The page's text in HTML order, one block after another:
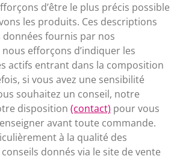
d’être le plus précis possible
les produits. Ces descriptions
données fournis par nos
efforçons d’indiquer les
actifs entrant dans la composition
si vous avez une sensibilité
souhaitez un conseil, notre
disposition (contact) pour vous
avant toute commande.
à la qualité des
donnés via le site de vente